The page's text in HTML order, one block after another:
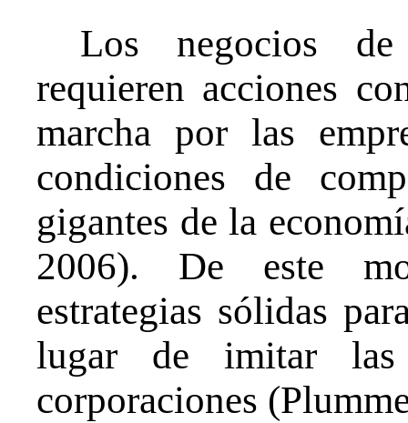
Los negocios de
requieren acciones
marcha por las
condiciones de
gigantes de la
2006). De este
estrategias sólidas
lugar de imitar las
corporaciones